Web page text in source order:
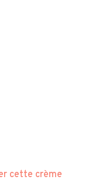
cette crème